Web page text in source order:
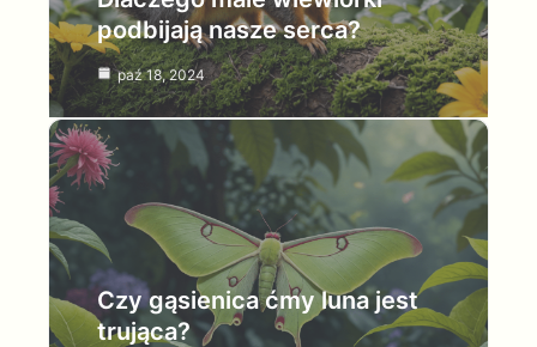
podbijają nasze serca?
paź 18, 2024
Czy gąsienica ćmy luna jest
trująca?